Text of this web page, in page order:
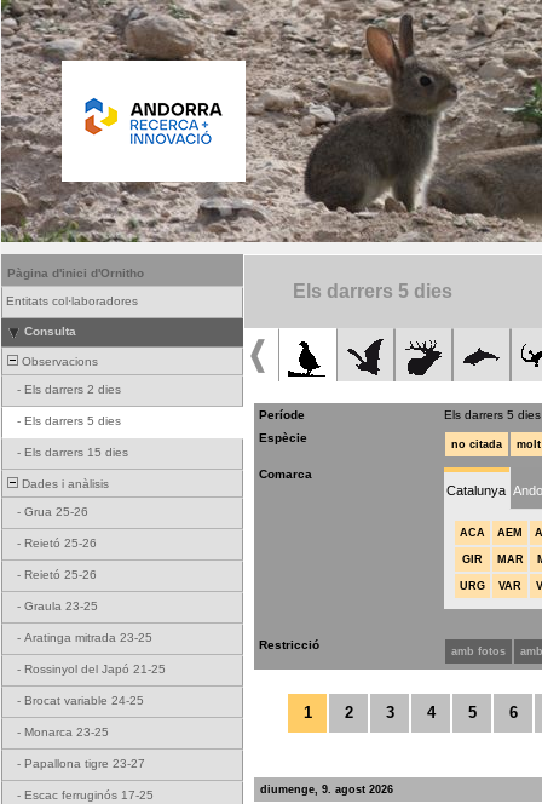
Pàgina d'inici d'Ornitho
Entitats col·laboradores
Consulta
Observacions
- Els darrers 2 dies
- Els darrers 5 dies
- Els darrers 15 dies
Dades i anàlisis
- Grua 25-26
- Reietó 25-26
- Reietó 25-26
- Graula 23-25
- Aratinga mitrada 23-25
- Rossinyol del Japó 21-25
- Brocat variable 24-25
- Monarca 23-25
- Papallona tigre 23-27
- Escac ferruginós 17-25
Els darrers 5 dies
Període
Els darrers 5 dies
Espècie
no citada
Comarca
Catalunya
ACA AEM
GIR MAR
URG VAR
Restricció amb fotos
1 2 3 4 5 6
diumenge, 9. agost 2026